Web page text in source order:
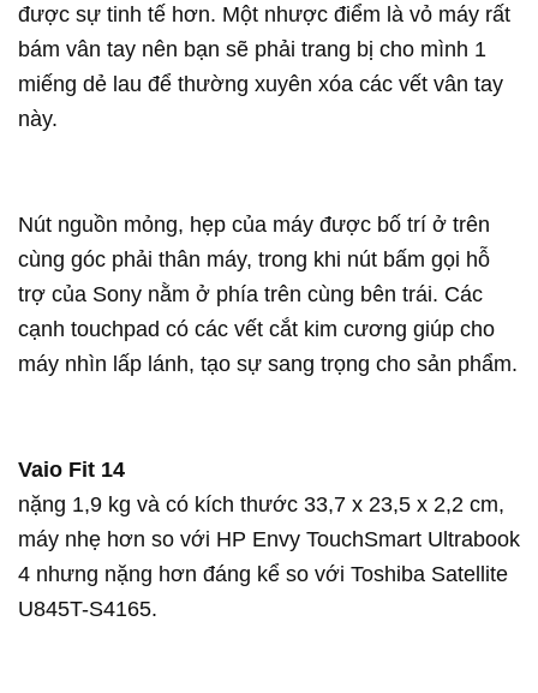
được sự tinh tế hơn. Một nhược điểm là vỏ máy rất
bám vân tay nên bạn sẽ phải trang bị cho mình 1
miếng dẻ lau để thường xuyên xóa các vết vân tay
này.
Nút nguồn mỏng, hẹp của máy được bố trí ở trên
cùng góc phải thân máy, trong khi nút bấm gọi hỗ
trợ của Sony nằm ở phía trên cùng bên trái. Các
cạnh touchpad có các vết cắt kim cương giúp cho
máy nhìn lấp lánh, tạo sự sang trọng cho sản phẩm.
Vaio Fit 14
nặng 1,9 kg và có kích thước 33,7 x 23,5 x 2,2 cm,
máy nhẹ hơn so với HP Envy TouchSmart Ultrabook
4 nhưng nặng hơn đáng kể so với Toshiba Satellite
U845T-S4165.